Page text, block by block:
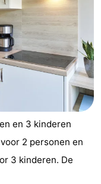
en 3 kinderen
2 personen en
3 kinderen. De